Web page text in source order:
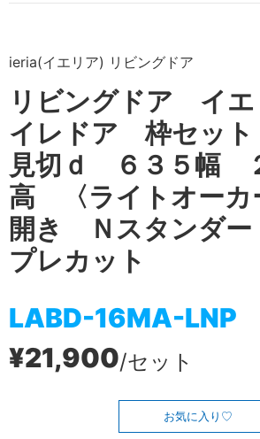
ieria(イエリア) リビングドア
リビングドア イ
イレドア 枠セッ
見切ｄ ６３５幅
高 〈ライトオー
開き Ｎスタンダ
プレカット
LABD-16MA-LNP
¥21,900/セット
お気に入り